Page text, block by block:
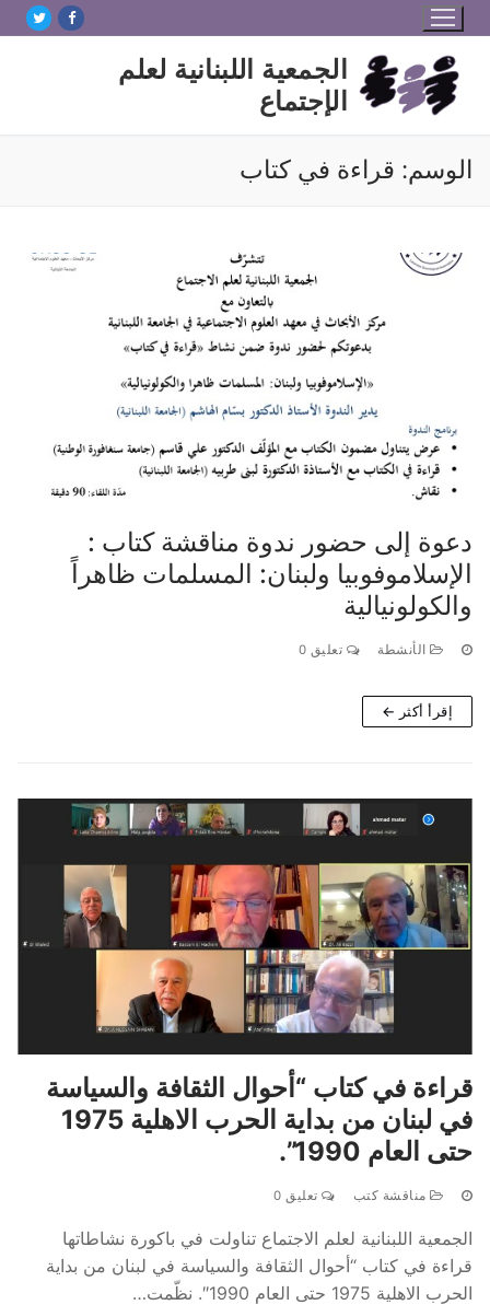
التجاوز
إلى
المحتوى
الجمعية اللبنانية لعلم
الإجتماع
الوسم: قراءة في كتاب
دعوة إلى حضور ندوة مناقشة كتاب :
الإسلاموفوبيا ولبنان: المسلمات ظاهراً
والكولونيالية
الأنشطة تعليق 0
إقرأ أكثر ←
قراءة في كتاب “أحوال الثقافة والسياسة
في لبنان من بداية الحرب الاهلية 1975
حتى العام 1990”.
مناقشة كتب تعليق 0
الجمعية اللبنانية لعلم الاجتماع تناولت في باكورة نشاطاتها
قراءة في كتاب “أحوال الثقافة والسياسة في لبنان من بداية
الحرب الاهلية 1975 حتى العام 1990″. نظّمت…